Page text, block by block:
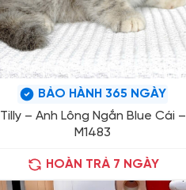
BẢO HÀNH 365 NGÀY
Tilly – Anh Lông Ngắn Blue Cái –
M1483
HOÀN TRẢ 7 NGÀY